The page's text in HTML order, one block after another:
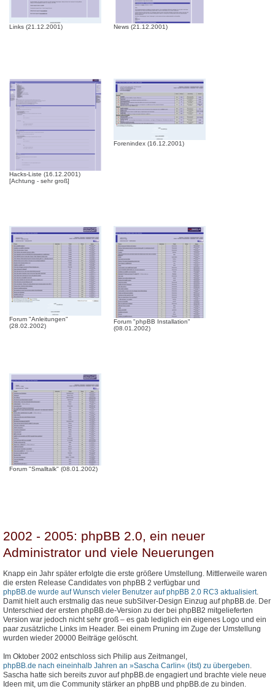
Links (21.12.2001) News (21.12.2001)
Hacks-Liste (16.12.2001)
[Achtung - sehr groß]
Forenindex (16.12.2001)
Forum "Anleitungen"
(28.02.2002)
Forum "phpBB Installation"
(08.01.2002)
Forum "Smalltalk" (08.01.2002)
2002 - 2005: phpBB 2.0, ein neuer
Administrator und viele Neuerungen
Knapp ein Jahr später erfolgte die erste größere Umstellung. Mittlerweile waren
die ersten Release Candidates von phpBB 2 verfügbar und
phpBB.de wurde auf Wunsch vieler Benutzer auf phpBB 2.0 RC3 aktualisiert.
Damit hielt auch erstmalig das neue subSilver-Design Einzug auf phpBB.de. Der
Unterschied der ersten phpBB.de-Version zu der bei phpBB2 mitgelieferten
Version war jedoch nicht sehr groß – es gab lediglich ein eigenes Logo und ein
paar zusätzliche Links im Header. Bei einem Pruning im Zuge der Umstellung
wurden wieder 20000 Beiträge gelöscht.
Im Oktober 2002 entschloss sich Philip aus Zeitmangel,
phpBB.de nach eineinhalb Jahren an »Sascha Carlin« (itst) zu übergeben
Sascha hatte sich bereits zuvor auf phpBB.de engagiert und brachte viele neue
Ideen mit, um die Community stärker an phpBB und phpBB.de zu binden.